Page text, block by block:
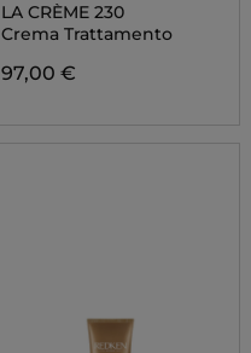
LA CRÈME 230
Crema Trattamento
97,00 €